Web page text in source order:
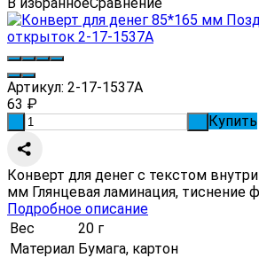
Артикул: 2-17-1537А
63 ₽
Купить
Конверт для денег с текстом
мм Глянцевая ламинация, тиснение
Подробное описание
Вес
20 г
Материал Бумага, картон